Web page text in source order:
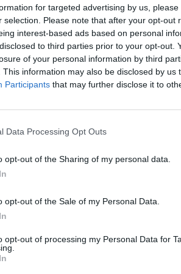
for targeted advertising by us,
selection. Please note that after your opt-out
interest-based ads based on personal
to third parties prior to your opt-out.
of your personal information by third
This information may also be disclosed by us
Participants that may further disclose it to
Data Processing Opt Outs
opt-out of the Sharing of my personal data.
opt-out of the Sale of my Personal Data.
opt-out of processing my Personal Data for
di promuovere l’integrazione
avrebbe stipulato alcune
e di falsi rapporti di
di ottenere
di soggiorno.
di Foggia, la Guardia di
presidente di una
scoperto un rodato
che era divenuta un
presenti sul territorio
per il rinnovo o il rilascio del